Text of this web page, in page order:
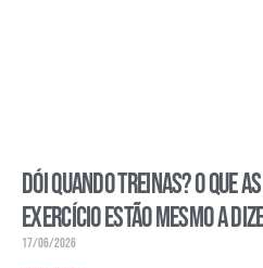
Dói quando treinas? O que
exercício estão mesmo a
17/06/2026